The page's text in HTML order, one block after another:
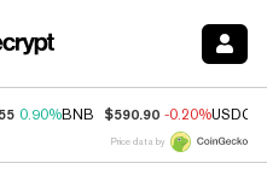
0.90%BNB $590.90 -0.20%USDC
Price data by